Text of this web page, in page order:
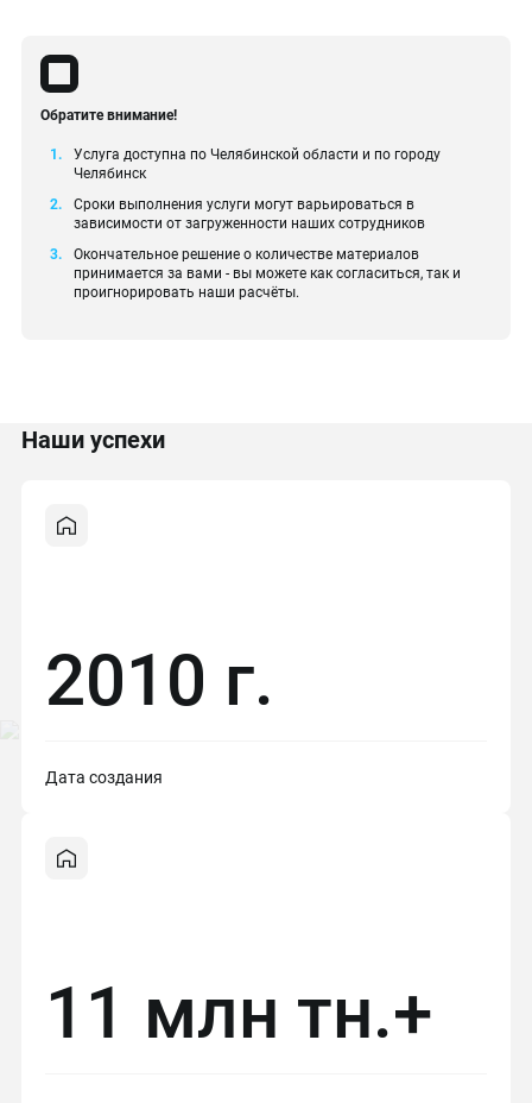
Обратите внимание!
Услуга доступна по Челябинской области и по городу
Челябинск
Сроки выполнения услуги могут варьироваться в
зависимости от загруженности наших сотрудников
Окончательное решение о количестве материалов
принимается за вами - вы можете как согласиться, так и
проигнорировать наши расчёты.
Наши успехи
2010 г.
Дата создания
11 млн тн.+